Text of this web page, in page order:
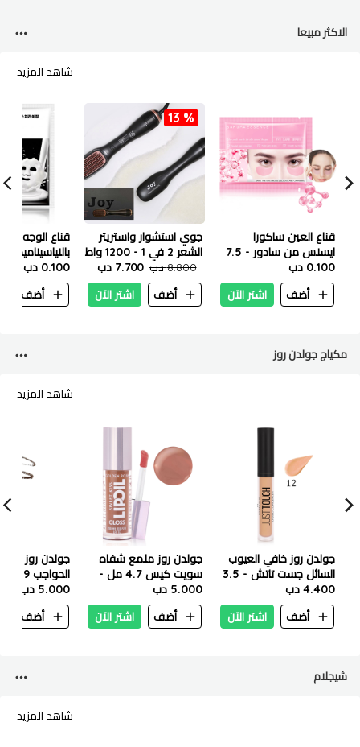
الاكثر مبيعا
شاهد المزيد
قناع العين ساكورا
ايسنس من سادور - 7.5
جم
0.100 دب
أضف
اشتر الآن
13 %
جوي استشوار واستريتر
الشعر 2 في 1 - 1200 واط
8.800 دب
7.700 دب
أضف
اشتر الآن
قناع الوجه
بالنياسيناميد
25 مل
0.100 دب
أضف
مكياج جولدن روز
شاهد المزيد
جولدن روز خافي العيوب
السائل جست تاتش - 3.5
مل - رقم 12
4.400 دب
أضف
اشتر الآن
جولدن روز ملمع شفاه
سويت كيس 4.7 مل -
05 موكا موس لاتيه
5.000 دب
أضف
اشتر الآن
جولدن روز قلم
لون بني رمادي
5.000 دب
أضف
شيجلام
شاهد المزيد